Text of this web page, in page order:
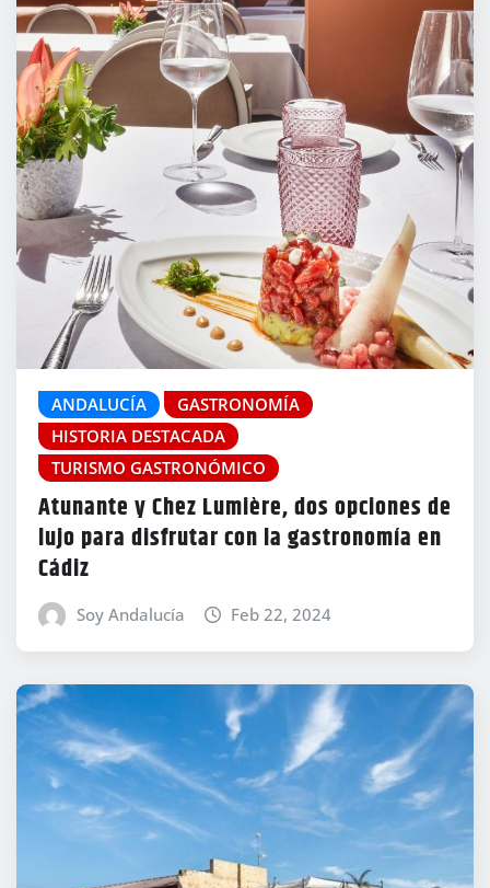
ANDALUCÍA
GASTRONOMÍA
HISTORIA DESTACADA
TURISMO GASTRONÓMICO
Atunante y Chez Lumière, dos opciones de
lujo para disfrutar con la gastronomía en
Cádiz
Soy Andalucía Feb 22, 2024